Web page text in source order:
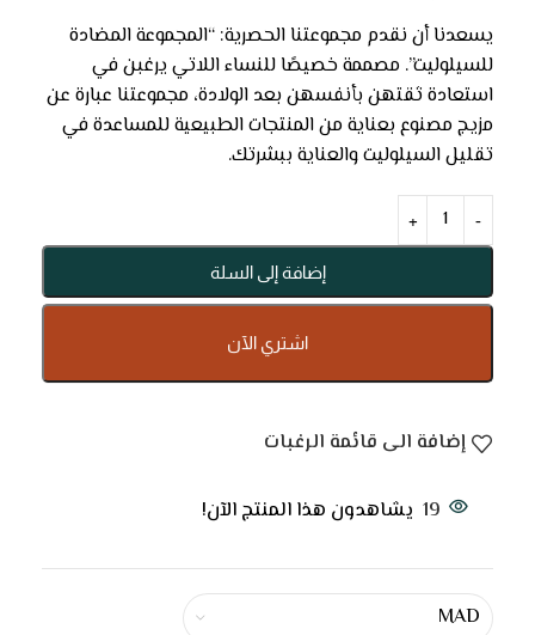
يسعدنا أن نقدم مجموعتنا الحصرية: “المجموعة المضادة
للسيلوليت”. مصممة خصيصًا للنساء اللاتي يرغبن في
استعادة ثقتهن بأنفسهن بعد الولادة، مجموعتنا عبارة عن
مزيج مصنوع بعناية من المنتجات الطبيعية للمساعدة في
تقليل السيلوليت والعناية ببشرتك.
إضافة إلى السلة
اشتري الآن
إضافة الى قائمة الرغبات
19 يشاهدون هذا المنتج الآن!
MAD